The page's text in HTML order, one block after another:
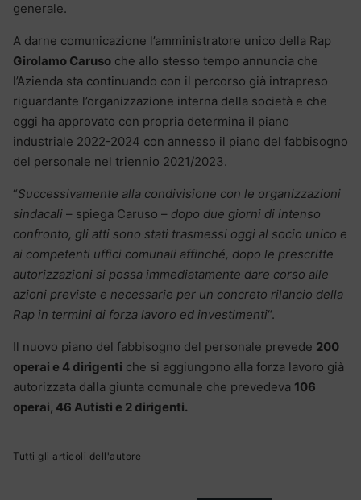
generale.
A darne comunicazione l’amministratore unico della Rap
Girolamo Caruso che allo stesso tempo annuncia che
l’Azienda sta continuando con il percorso già intrapreso
riguardante l’organizzazione interna della società e che
oggi ha approvato con propria determina il piano
industriale 2022-2024 con annesso il piano del fabbisogno
del personale nel triennio 2021/2023.
“Successivamente alla condivisione con le organizzazioni
sindacali – spiega Caruso – dopo due giorni di intenso
confronto, gli atti sono stati trasmessi oggi al socio unico e
ai competenti uffici comunali affinché, dopo le prescritte
autorizzazioni si possa immediatamente dare corso alle
azioni previste e necessarie per un concreto rilancio della
Rap in termini di forza lavoro ed investimenti“.
Il nuovo piano del fabbisogno del personale prevede 200
operai e 4 dirigenti che si aggiungono alla forza lavoro già
autorizzata dalla giunta comunale che prevedeva 106
operai, 46 Autisti e 2 dirigenti.
Tutti gli articoli dell'autore